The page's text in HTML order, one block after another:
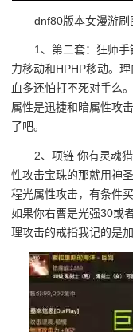
dnf80版本女漫游刷
1、第二套：狂师
力移动和HPHP移动。
血多还怕打不死对手么
属性是迅捷和暗属性攻
了吧。
2、项链 你有灵魂
性攻击宝珠的那就用神
程光属性攻击，有条件
如果你右曹是光强30或
理攻击的戒指我记的是